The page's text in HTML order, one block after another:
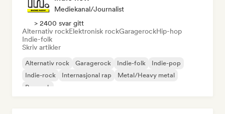
Mediekanal/journalist
> 2400 svar gitt
Alternativ rockElektronisk rockGaragerockHip-hop
Indie-folk
Skriv artikler
Alternativ rock Garagerock Indie-folk
Indie-pop
Indie-rock
Internasjonal rap
Metal/Heavy metal
Poprock